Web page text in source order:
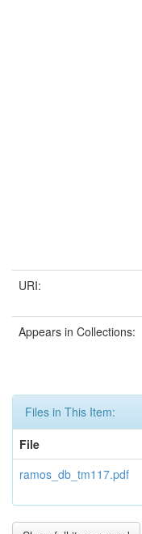
URI:
Appears in Collections:
Files in This Item:
File
ramos_db_tm117.pdf